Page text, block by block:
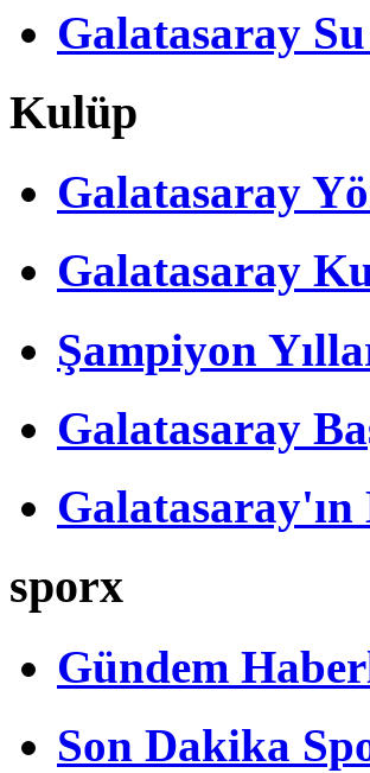
Galatasaray
Kulüp
Galatasaray
Galatasaray
Şampiyon
Galatasaray
sporx
Gündem
Son Dakika